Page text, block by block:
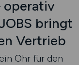
operativ
bringt
Vertrieb
Ohr für den